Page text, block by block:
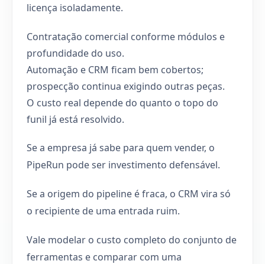
licença isoladamente.
Contratação comercial conforme módulos e
profundidade do uso.
Automação e CRM ficam bem cobertos;
prospecção continua exigindo outras peças.
O custo real depende do quanto o topo do
funil já está resolvido.
Se a empresa já sabe para quem vender, o
PipeRun pode ser investimento defensável.
Se a origem do pipeline é fraca, o CRM vira só
o recipiente de uma entrada ruim.
Vale modelar o custo completo do conjunto de
ferramentas e comparar com uma